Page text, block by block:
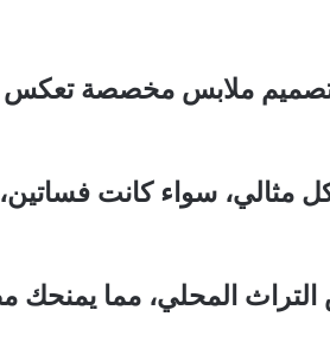
ملابس مخصصة تعكس
سواء كانت فساتين،
المحلي، مما يمنحك